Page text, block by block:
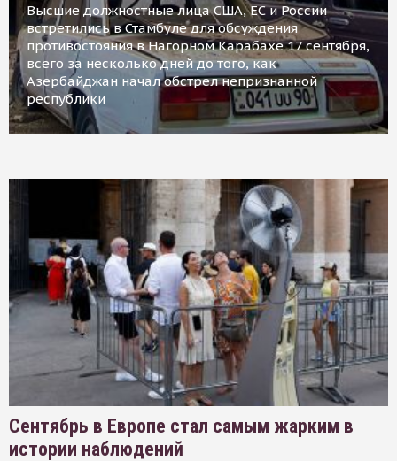
Высшие должностные лица США, ЕС и России
встретились в Стамбуле для обсуждения
противостояния в Нагорном Карабахе 17 сентября,
всего за несколько дней до того, как
Азербайджан начал обстрел непризнанной
республики
Сентябрь в Европе стал самым жарким в
истории наблюдений